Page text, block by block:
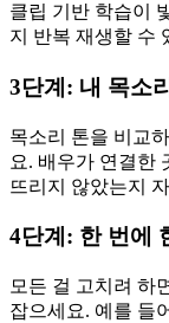
클립 기반 학습이
지 반복 재생할 수
3단계: 내 목소
목소리 톤을 비교
요. 배우가 연결한
뜨리지 않았는지
4단계: 한 번에
모든 걸 고치려 하
잡으세요. 예를 들